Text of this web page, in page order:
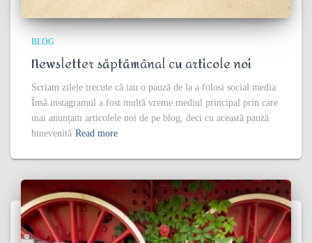
BLOG
Newsletter săptămânal cu articole noi
Scriam zilele trecute că iau o pauză de la a folosi social media.
Însă instagramul a fost multă vreme mediul principal prin care
mai anunțam articolele noi de pe blog, deci cu această pauză
binevenită Read more